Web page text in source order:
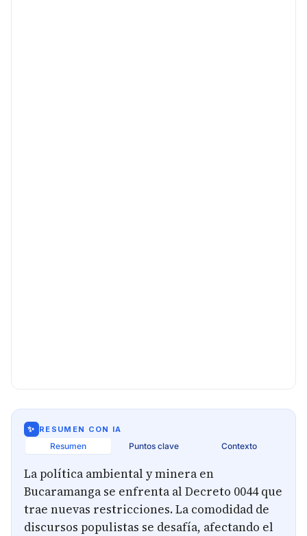
✨ RESUMEN CON IA
Resumen Puntos clave Contexto
La política ambiental y minera en
Bucaramanga se enfrenta al Decreto 0044 que
trae nuevas restricciones. La comodidad de
discursos populistas se desafía, afectando el